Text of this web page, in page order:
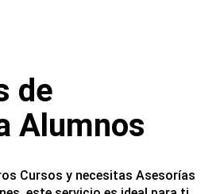
de
Alumnos
Cursos y necesitas Asesorías